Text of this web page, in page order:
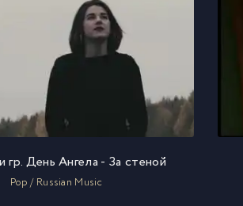
гр. День Ангела - За стеной
Pop / Russian Music